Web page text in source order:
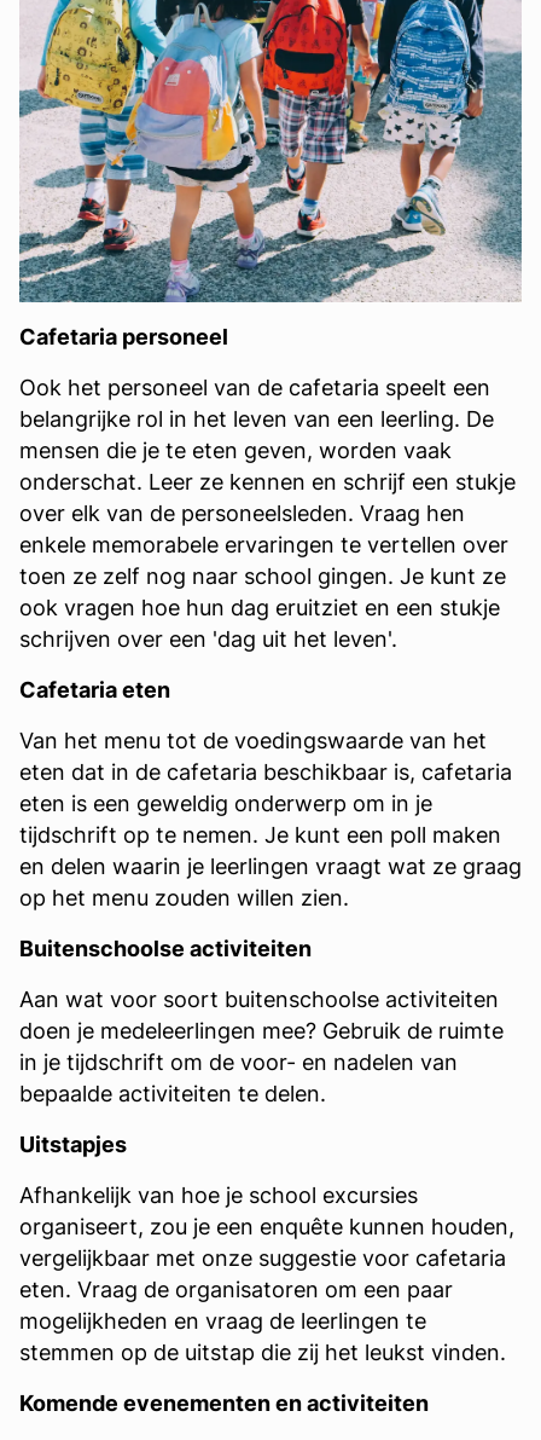
Cafetaria personeel
Ook het personeel van de cafetaria speelt een
belangrijke rol in het leven van een leerling. De
mensen die je te eten geven, worden vaak
onderschat. Leer ze kennen en schrijf een stukje
over elk van de personeelsleden. Vraag hen
enkele memorabele ervaringen te vertellen over
toen ze zelf nog naar school gingen. Je kunt ze
ook vragen hoe hun dag eruitziet en een stukje
schrijven over een 'dag uit het leven'.
Cafetaria eten
Van het menu tot de voedingswaarde van het
eten dat in de cafetaria beschikbaar is, cafetaria
eten is een geweldig onderwerp om in je
tijdschrift op te nemen. Je kunt een poll maken
en delen waarin je leerlingen vraagt wat ze graag
op het menu zouden willen zien.
Buitenschoolse activiteiten
Aan wat voor soort buitenschoolse activiteiten
doen je medeleerlingen mee? Gebruik de ruimte
in je tijdschrift om de voor- en nadelen van
bepaalde activiteiten te delen.
Uitstapjes
Afhankelijk van hoe je school excursies
organiseert, zou je een enquête kunnen houden,
vergelijkbaar met onze suggestie voor cafetaria
eten. Vraag de organisatoren om een paar
mogelijkheden en vraag de leerlingen te
stemmen op de uitstap die zij het leukst vinden.
Komende evenementen en activiteiten